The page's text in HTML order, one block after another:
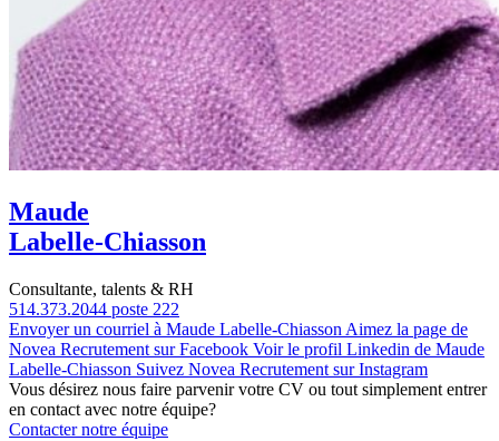
Maude
Labelle-Chiasson
Consultante, talents & RH
514.373.2044 poste 222
Envoyer un courriel à Maude Labelle-Chiasson Aimez la page de
Novea Recrutement sur Facebook Voir le profil Linkedin de Maude
Labelle-Chiasson Suivez Novea Recrutement sur Instagram
Vous désirez nous faire parvenir votre CV ou tout simplement entrer
en contact avec notre équipe?
Contacter notre équipe